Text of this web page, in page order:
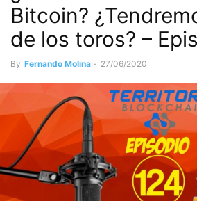
Bitcoin?
de los toros? –
By Fernando Molina - 27/06/2020